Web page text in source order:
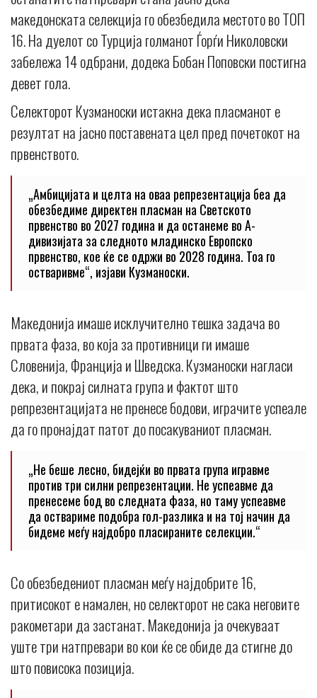
македонската селекција го обезбедила местото во ТОП
16. На дуелот со Турција голманот Ѓорѓи Николовски
забележа 14 одбрани, додека Бобан Поповски постигна
девет гола.
Селекторот Кузманоски истакна дека пласманот е
резултат на јасно поставената цел пред почетокот на
првенството.
„Амбицијата и целта на оваа репрезентација беа да
обезбедиме директен пласман на Светското
првенство во 2027 година и да останеме во А-
дивизијата за следното младинско Европско
првенство, кое ќе се одржи во 2028 година. Тоа го
остваривме“, изјави Кузманоски.
Македонија имаше исклучително тешка задача во
првата фаза, во која за противници ги имаше
Словенија, Франција и Шведска. Кузманоски нагласи
дека, и покрај силната група и фактот што
репрезентацијата не пренесе бодови, играчите успеале
да го пронајдат патот до посакуваниот пласман.
„Не беше лесно, бидејќи во првата група игравме
против три силни репрезентации. Не успеавме да
пренесеме бод во следната фаза, но таму успеавме
да оствариме подобра гол-разлика и на тој начин да
бидеме меѓу најдобро пласираните селекции.“
Со обезбедениот пласман меѓу најдобрите 16,
притисокот е намален, но селекторот не сака неговите
ракометари да застанат. Македонија ја очекуваат
уште три натпревари во кои ќе се обиде да стигне до
што повисока позиција.